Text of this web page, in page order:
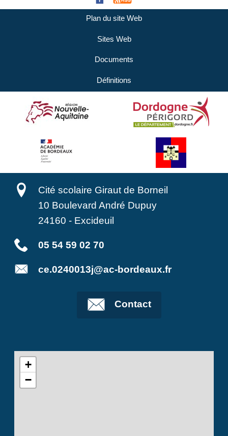
Plan du site Web
Sites Web
Documents
Définitions
Cité scolaire Giraut de Borneil
10 Boulevard André Dupuy
24160 - Excideuil
05 54 59 02 70
ce.0240013j@ac-bordeaux.fr
Contact
+
−